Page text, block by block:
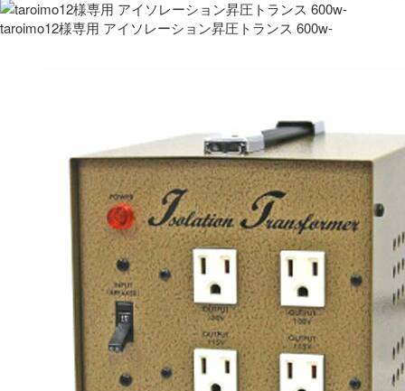
taroimo12様専用 アイソレーション昇圧トランス 600w-